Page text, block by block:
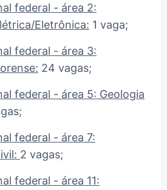
federal - área 2:
Eletrônica: 1 vaga;
federal - área 3:
24 vagas;
federal - área 5: Geologia
federal - área 7:
2 vagas;
federal - área 11: